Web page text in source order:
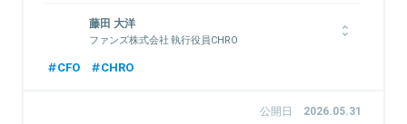
HRスタートアップで執行役員を務めた後、2020年にファンズに
参画。取締役CFOを務める。総額80億円以上の資金調達を主導
Startupsを創業。2024年より、全国7行の大手金融機関から出資
他、スタートアップ推進議連、全銀協、新経連等のスタートアッ
藤田 大洋
ファンズ株式会社 執行役員CHRO
立教大学社会学部卒業後、ITベンチャー企業を中心にHR部門立
長として、同社のIPOや事業・組織のグロースをリードする。
CFO CHRO
公開日 2026.05.31